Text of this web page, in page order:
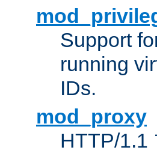
Support
running
IDs.
mod_proxy
HTTP/1.1